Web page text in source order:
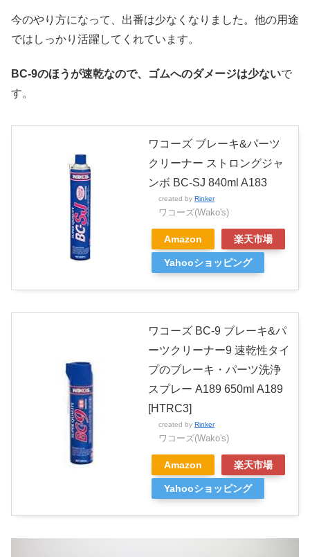
今のやり方になって、出番は少なくなりました。他の用途
ではしっかり活躍してくれています。
BC-9のほうが速乾なので、ゴムへのダメージは少ないで
す。
ワコーズ ブレーキ&パーツ
クリーナー ストロングジャ
ンボ BC-SJ 840ml A183
created by Rinker
ワコーズ(Wako's)
Amazon 楽天市場
Yahooショッピング
ワコーズ BC-9 ブレーキ&パ
ーツクリーナー9 速乾性タイ
プのブレーキ・パーツ洗浄
スプレー A189 650ml A189
[HTRC3]
created by Rinker
ワコーズ(Wako's)
Amazon 楽天市場
Yahooショッピング